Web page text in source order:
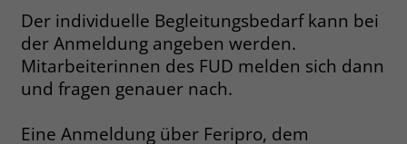
Der individuelle Begleitungsbedarf kann bei
der Anmeldung angeben werden.
Mitarbeiterinnen des FUD melden sich dann
und fragen genauer nach.
Eine Anmeldung über Feripro, dem
Zweck
Werbeanzeige auf die Website gelangt.
Es enthält Informationen darüber,
welche Werbeanzeige geklickt wurde,
sodass erzielte Erfolge wie z.B.
Anzeige zugewiesen werden können.